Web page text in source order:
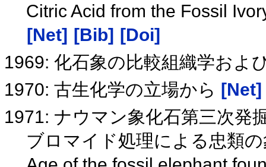
Citric Acid from the Fossil
[Net] [Bib] [Doi]
1969: 化石象の比較組織学およ
1970: 古生化学の立場から [Net]
1971: ナウマン象化石第三次発
ブロマイド処理による忠類